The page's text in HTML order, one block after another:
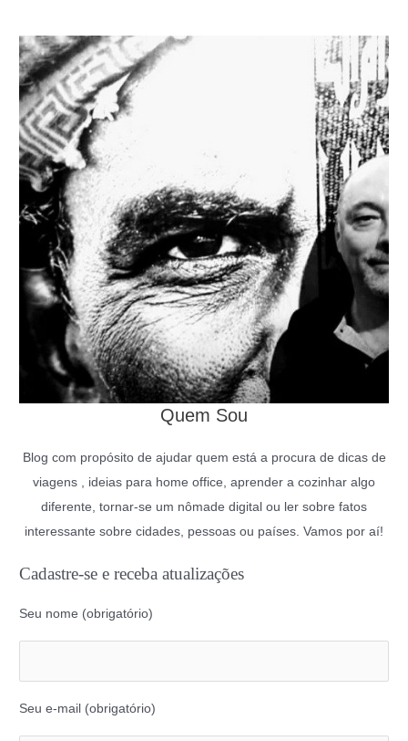
Rio
de
Janeiro
Quem Sou
Blog com propósito de ajudar quem está a procura de dicas de
viagens , ideias para home office, aprender a cozinhar algo
diferente, tornar-se um nômade digital ou ler sobre fatos
interessante sobre cidades, pessoas ou países. Vamos por aí!
Cadastre-se e receba atualizações
Seu nome (obrigatório)
Seu e-mail (obrigatório)